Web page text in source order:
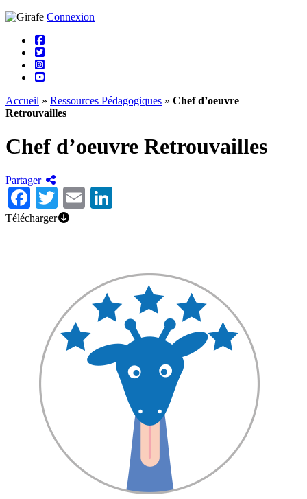
Connexion
Accueil » Ressources Pédagogiques » Chef d’oeuvre
Retrouvailles
Chef d’oeuvre Retrouvailles
Partager
Facebook
TwitterEmail
Télécharger